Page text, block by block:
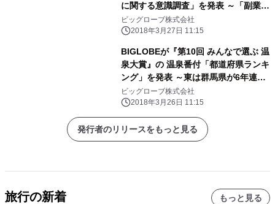
に関する意識調査」を発表 ～「副業・
兼業の許容」は40代男性、 「長時間
労働対策」は20代男女が導入希望～
ビッグローブ株式会社
2018年3月27日 11:15
BIGLOBEが『第10回 みんなで選ぶ 温
泉大賞』の 温泉番付「都道府県ランキ
ング」を発表 ～東は群馬県が6年連
続、西は兵庫県が初の横綱獲得～
ビッグローブ株式会社
2018年3月26日 11:15
発行者のリリースをもっと見る
旅行の新着 もっと見る